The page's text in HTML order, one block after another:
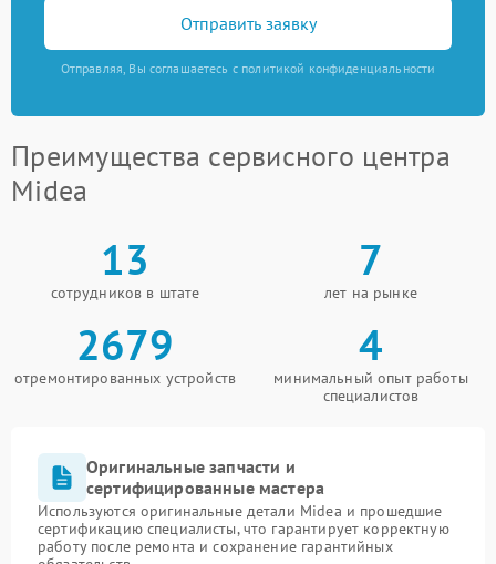
Отправить заявку
Отправляя, Вы соглашаетесь с политикой конфиденциальности
Преимущества сервисного центра
Midea
13
сотрудников в штате
7
лет на рынке
2679
отремонтированных устройств
4
минимальный опыт работы
специалистов
Оригинальные запчасти и
сертифицированные мастера
Используются оригинальные детали Midea и прошедшие
сертификацию специалисты, что гарантирует корректную
работу после ремонта и сохранение гарантийных